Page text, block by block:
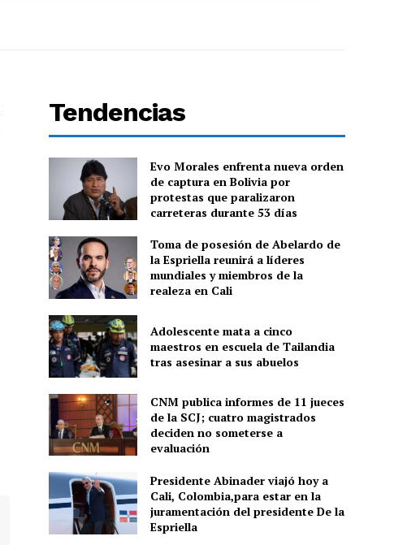
Tendencias
Evo Morales enfrenta nueva orden
de captura en Bolivia por
protestas que paralizaron
carreteras durante 53 días
Toma de posesión de Abelardo de
la Espriella reunirá a líderes
mundiales y miembros de la
realeza en Cali
Adolescente mata a cinco
maestros en escuela de Tailandia
tras asesinar a sus abuelos
CNM publica informes de 11 jueces
de la SCJ; cuatro magistrados
deciden no someterse a
evaluación
Presidente Abinader viajó hoy a
Cali, Colombia,para estar en la
juramentación del presidente De la
Espriella